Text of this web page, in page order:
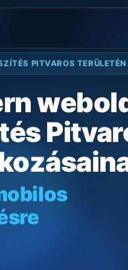
PITVAROS TERÜLETÉN